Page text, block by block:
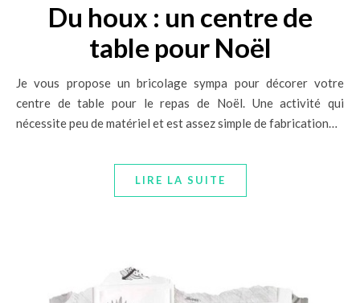
Du houx : un centre de
table pour Noël
Je vous propose un bricolage sympa pour décorer votre
centre de table pour le repas de Noël. Une activité qui
nécessite peu de matériel et est assez simple de fabrication…
LIRE LA SUITE